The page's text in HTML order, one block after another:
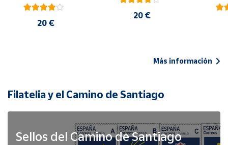
20 €
20 €
Más información
Filatelia y el Camino de Santiago
Sellos del Camino de Santiago